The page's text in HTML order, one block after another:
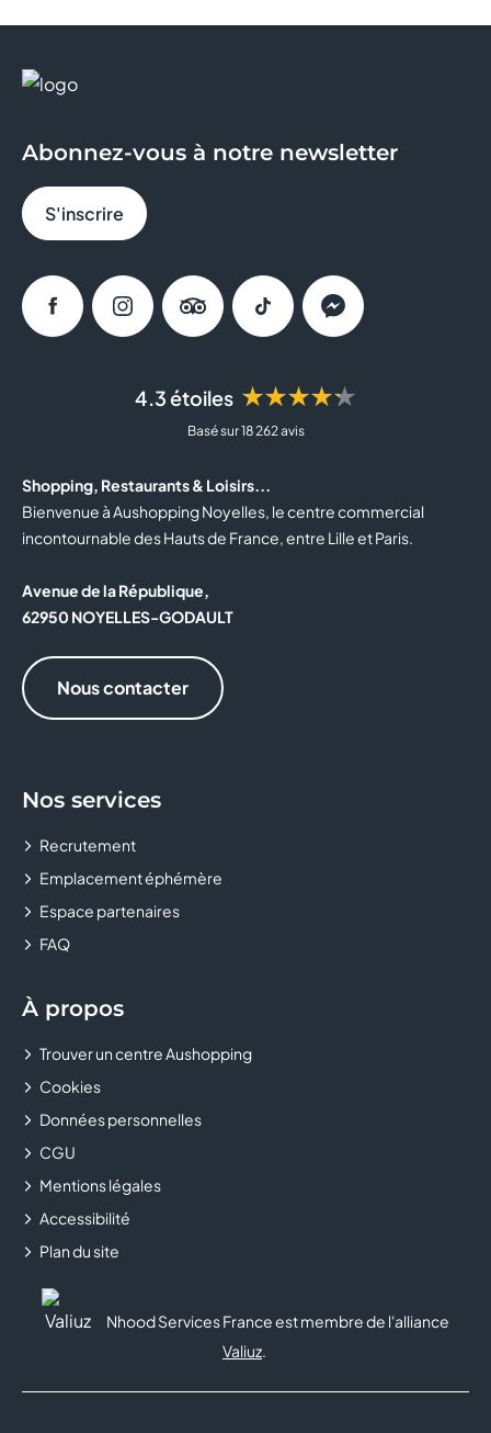
4.3 étoiles ★★★★★
Basé sur 18 262 avis
Shopping, Restaurants & Loisirs...
Bienvenue à Aushopping Noyelles, le centre commercial
incontournable des Hauts de France, entre Lille et Paris.
Avenue de la République,
62950 NOYELLES-GODAULT
Nous contacter
Nos services
Recrutement
Emplacement éphémère
Espace partenaires
FAQ
À propos
Trouver un centre Aushopping
Cookies
Données personnelles
CGU
Mentions légales
Accessibilité
Plan du site
Abonnez-vous à notre newsletter
S'inscrire
FacebookInstagramTripadvisorTiktok Messenger
Nhood Services France est membre de l'alliance
Valiuz.